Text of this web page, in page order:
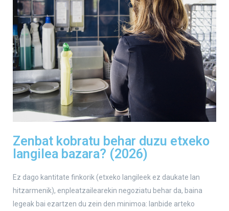
Zenbat kobratu behar duzu etxeko
langilea bazara? (2026)
Ez dago kantitate finkorik (etxeko langileek ez daukate lan
hitzarmenik), enpleatzailearekin negoziatu behar da, baina
legeak bai ezartzen du zein den minimoa: lanbide arteko